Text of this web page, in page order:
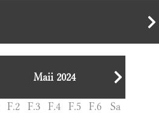
Maii 2024
F.2 F.3 F.4 F.5 F.6 Sa